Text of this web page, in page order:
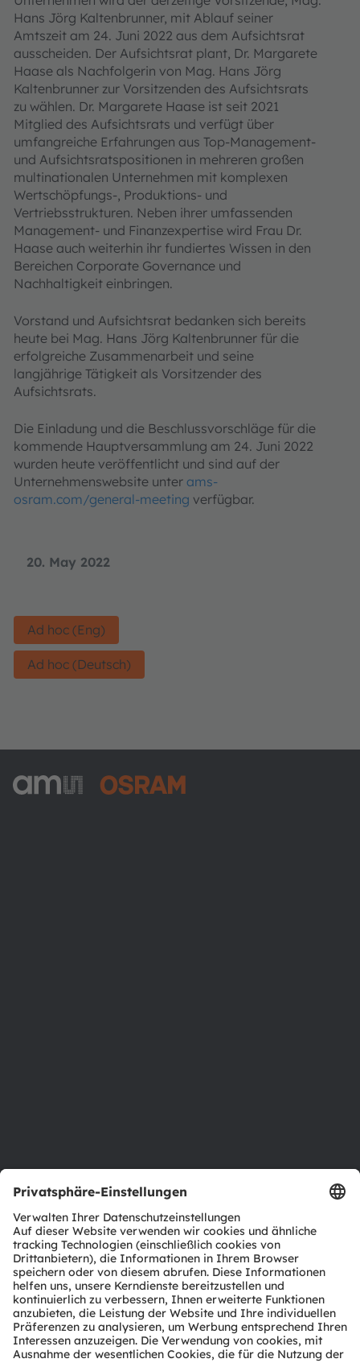
20. May 2022
Ad hoc (Eng)
Ad hoc (Deutsch)
Hans Jörg Kaltenbrunner, mit Ablauf seiner
Amtszeit am 24. Juni 2022 aus dem Aufsichtsrat
ausscheiden. Der Aufsichtsrat plant, Dr. Margarete
Haase als Nachfolgerin von Mag. Hans Jörg
Kaltenbrunner zur Vorsitzenden des Aufsichtsrats
zu wählen. Dr. Margarete Haase ist seit 2021
Mitglied des Aufsichtsrats und verfügt über
umfangreiche Erfahrungen aus Top-Management-
und Aufsichtsratspositionen in mehreren großen
multinationalen Unternehmen mit komplexen
Wertschöpfungs-, Produktions- und
Vertriebsstrukturen. Neben ihrer umfassenden
Management- und Finanzexpertise wird Frau Dr.
Haase auch weiterhin ihr fundiertes Wissen in den
Bereichen Corporate Governance und
Nachhaltigkeit einbringen.
Vorstand und Aufsichtsrat bedanken sich bereits
heute bei Mag. Hans Jörg Kaltenbrunner für die
erfolgreiche Zusammenarbeit und seine
langjährige Tätigkeit als Vorsitzender des
Aufsichtsrats.
Die Einladung und die Beschlussvorschläge für die
kommende Hauptversammlung am 24. Juni 2022
wurden heute veröffentlicht und sind auf der
Unternehmenswebsite unter ams-
osram.com/general-meeting verfügbar.
Produkt Selektor
Download Center
Tools
Kundenanfragen
Technischer Support
Partner Netzwerk
Whistleblowing